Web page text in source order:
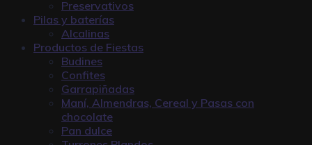
Preservativos
Pilas y baterías
Alcalinas
Productos de Fiestas
Budines
Confites
Garrapiñadas
Maní, Almendras, Cereal y Pasas con
chocolate
Pan dulce